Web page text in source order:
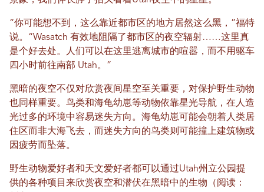
“你可能想不到，这么靠近都市区的地方居然这么黑，”福特
说。“Wasatch 有效地阻隔了都市区的夜空辐射……这里真
是个好去处。人们可以在这里逃离城市的喧嚣，而不用驱车
四小时前往南部 Utah。”
黑暗的夜空不仅对欣赏夜间星空至关重要，对保护野生动物
也同样重要。鸟类和海龟幼崽等动物依靠星光导航，在人造
光过多的环境中容易迷失方向。海龟幼崽可能会朝着人类居
住区而非大海飞去，而迷失方向的鸟类则可能撞上建筑物或
因疲劳而坠落。
野生动物爱好者和天文爱好者都可以通过Utah州立公园提
供的各种项目来欣赏夜空和潜伏在黑暗中的生物（阅读：